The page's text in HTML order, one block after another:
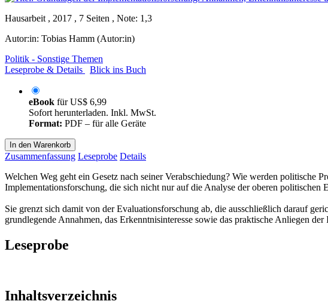
Hausarbeit , 2017 , 7 Seiten , Note: 1,3
Autor:in: Tobias Hamm (Autor:in)
Politik - Sonstige Themen
Leseprobe & Details
Blick ins Buch
eBook fürUS$ 6,99
Sofort herunterladen. Inkl. MwSt.
Format: PDF – für alle Geräte
In den Warenkorb
Zusammenfassung Leseprobe Details
Welchen Weg geht ein Gesetz nach seiner Verabschiedung? Wie werden politische
Implementationsforschung, die sich nicht nur auf die Analyse der oberen politischen
Sie grenzt sich damit von der Evaluationsforschung ab, die ausschließlich darauf
grundlegende Annahmen, das Erkenntnisinteresse sowie das praktische Anliegen
Leseprobe
Inhaltsverzeichnis